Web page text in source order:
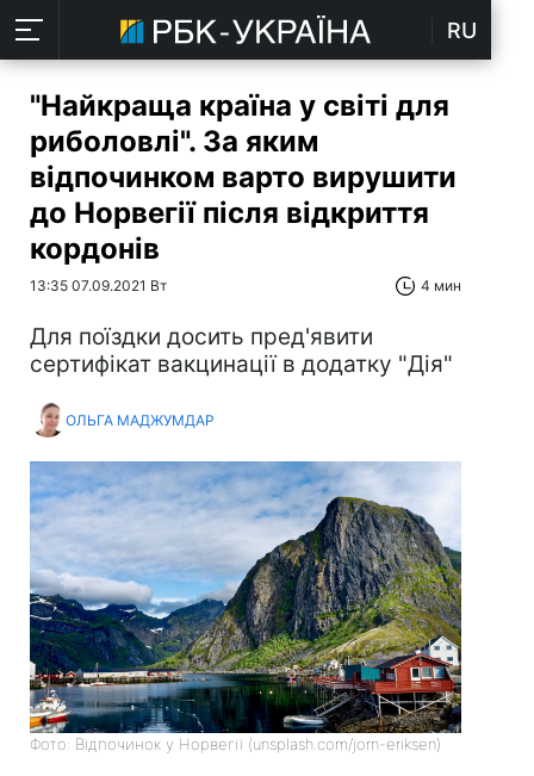
RU
"Найкраща країна у світі для
риболовлі". За яким
відпочинком варто вирушити
до Норвегії після відкриття
кордонів
13:35 07.09.2021 Вт 4 мин
Для поїздки досить пред'явити
сертифікат вакцинації в додатку "Дія"
ОЛЬГА МАДЖУМДАР
Фото: Відпочинок у Норвегії (unsplash.com/jorn-eriksen)